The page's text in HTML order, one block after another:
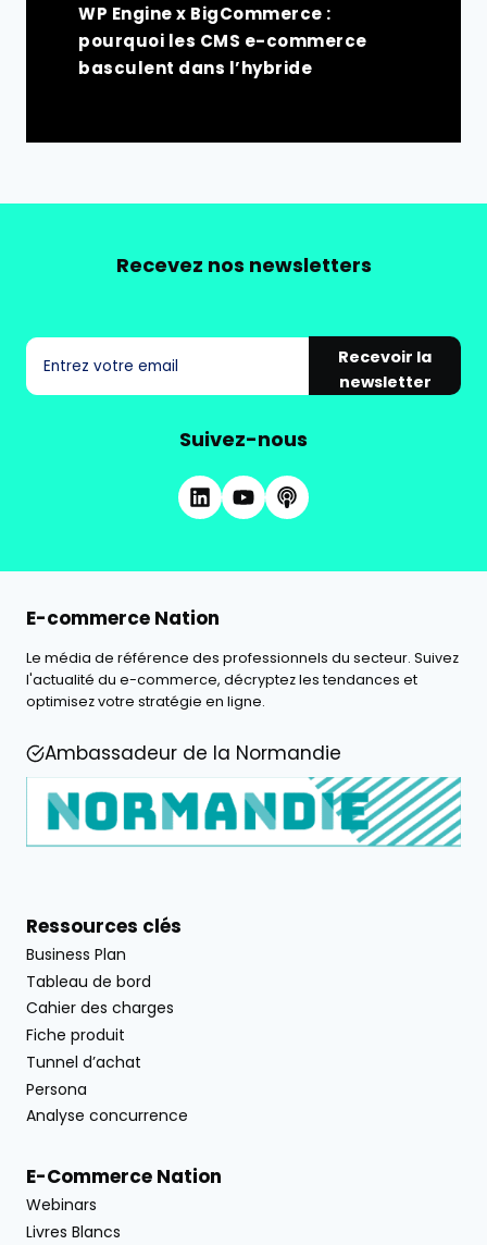
WP Engine x BigCommerce :
pourquoi les CMS e-commerce
basculent dans l’hybride
Recevez nos newsletters
Recevoir la
newsletter
Suivez-nous
E-commerce Nation
Le média de référence des professionnels du secteur. Suivez
l'actualité du e-commerce, décryptez les tendances et
optimisez votre stratégie en ligne.
Ambassadeur de la Normandie
Ressources clés
Business Plan
Tableau de bord
Cahier des charges
Fiche produit
Tunnel d’achat
Persona
Analyse concurrence
E-Commerce Nation
Webinars
Livres Blancs